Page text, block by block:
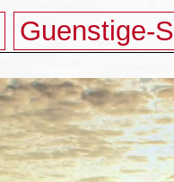
Guenstige-